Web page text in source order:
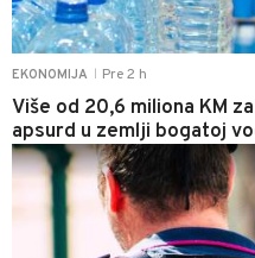
EKONOMIJA Pre 2 h
Više od 20,6 miliona KM
apsurd u zemlji bogatoj